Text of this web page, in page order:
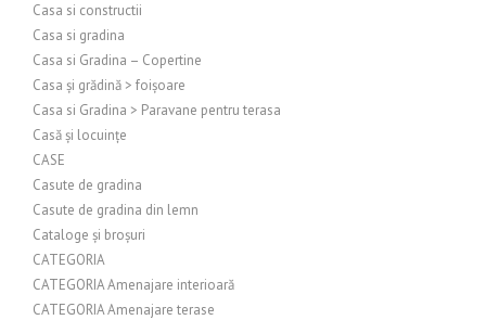
Casa si constructii
Casa si gradina
Casa si Gradina – Copertine
Casa și grădină > foișoare
Casa si Gradina > Paravane pentru terasa
Casă și locuințe
CASE
Casute de gradina
Casute de gradina din lemn
Cataloge și broșuri
CATEGORIA
CATEGORIA Amenajare interioară
CATEGORIA Amenajare terase